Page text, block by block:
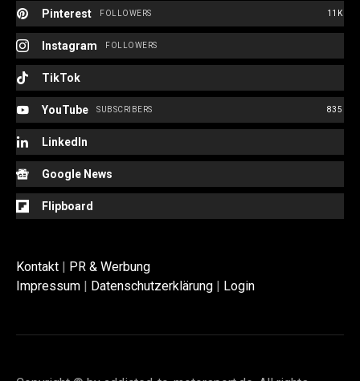
Pinterest 11K
FOLLOWERS
Instagram FOLLOWERS
TikTok
YouTube 835
SUBSCRIBERS
LinkedIn
Google News
Flipboard
Kontakt
PR & Werbung
Impressum
Datenschutzerklärung Login